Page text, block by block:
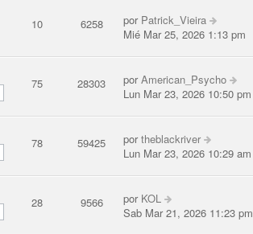
10 6258 por Patrick_Vieira
Mié Mar 25, 2026 1:13 pm
75 28303 porAmerican_Psycho
Lun Mar 23, 2026 10:50 pm
78 59425 portheblackriver
Lun Mar 23, 2026 10:29 am
28 9566 por KOL
Sab Mar 21, 2026 11:23 pm